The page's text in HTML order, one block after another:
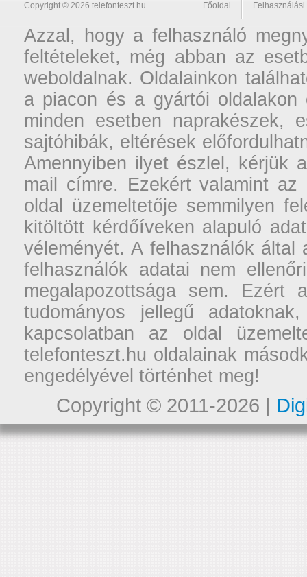
Copyright © 2026 telefonteszt.hu Főoldal
Azzal, hogy a felhasználó
feltételeket, még abban az
weboldalnak. Oldalainkon
a piacon és a gyártói oldalakon
minden esetben naprakészek,
sajtóhibák, eltérések
Amennyiben ilyet észlel, kérjük
mail címre. Ezekért valamint
oldal üzemeltetője semmilyen
kitöltött kérdőíveken alapuló
véleményét. A felhasználók
felhasználók adatai nem
megalapozottsága sem. Ezért
tudományos jellegű
kapcsolatban az oldal
telefonteszt.hu oldalainak
engedélyével történhet meg!
Copyright © 2011-2026 |